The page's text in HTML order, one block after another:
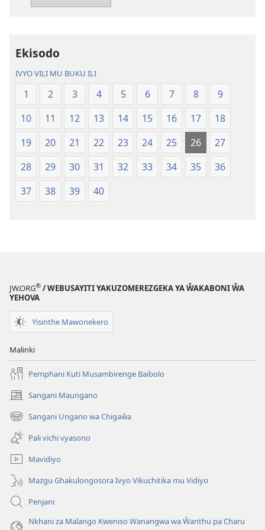
Ekisodo
IVYO VILI MU BUKU ILI
1 2 3 4 5 6 7 8
9
10
11 12 13 14 15 16 17
18
19
20 21 22 23 24 25 26
27
28
29 30 31 32 33 34 35
36
37
38 39 40
JW.ORG® / WEBUSAYITI YAKUZOMEREZGEKA YA ŴAKABONI ŴA
YEHOVA
Yisinthe Mawonekero
Malinki
Pemphani Kuti Musambirenge Baibolo
Sangani Maungano
(opens
new
window)
Sangani Ungano wa Chigaŵa
(opens
new
window)
Pali vichi vyasono
Mavidiyo
Mazgu Ghakulongosora Ivyo Vikuchitika mu Vidiyo
Penjani
Nkhani za Malango Kweniso Wanangwa wa Ŵanthu pa Charu